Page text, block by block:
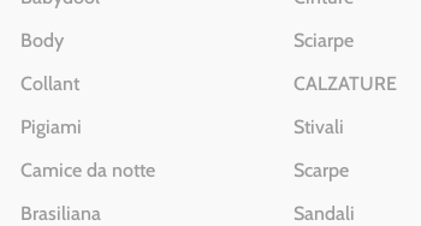
Body
Collant
Pigiami
Camice da notte
Brasiliana
Sciarpe
CALZATURE
Stivali
Scarpe
Sandali